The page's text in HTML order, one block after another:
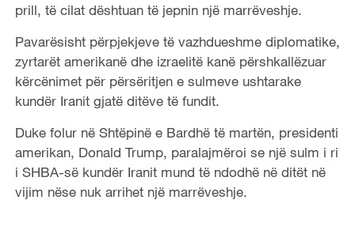
prill, të cilat dështuan të jepnin një marrëveshje.
Pavarësisht përpjekjeve të vazhdueshme diplomatike,
zyrtarët amerikanë dhe izraelitë kanë përshkallëzuar
kërcënimet për përsëritjen e sulmeve ushtarake
kundër Iranit gjatë ditëve të fundit.
Duke folur në Shtëpinë e Bardhë të martën, presidenti
amerikan, Donald Trump, paralajmëroi se një sulm i ri
i SHBA-së kundër Iranit mund të ndodhë në ditët në
vijim nëse nuk arrihet një marrëveshje.